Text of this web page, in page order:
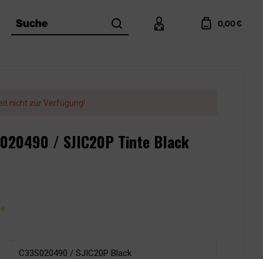
Suche search account cart 0,00 €
nicht zur Verfügung!
/ SJIC20P Tinte Black
C33S020490 / SJIC20P Black